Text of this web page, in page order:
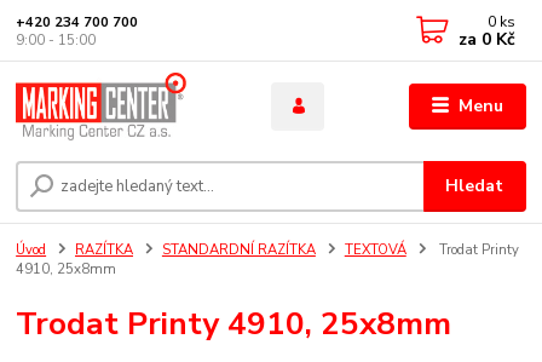
Menu
Hledat
+420 234 700 700
9:00 - 15:00
0 ks
za 0 Kč
Úvod RAZÍTKA STANDARDNÍ RAZÍTKA TEXTOVÁ
Trodat Printy
4910, 25x8mm
Trodat Printy 4910, 25x8mm